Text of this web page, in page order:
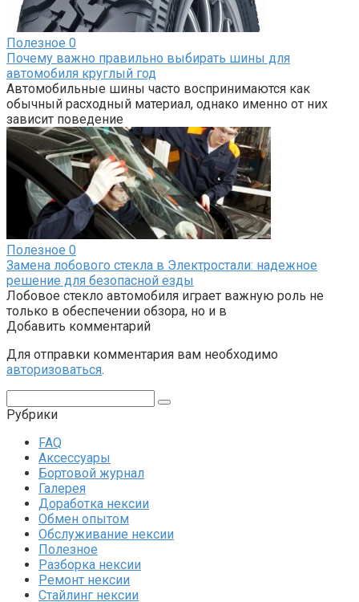
Полезное 0
Почему важно правильно выбирать шины для
автомобиля круглый год
Автомобильные шины часто воспринимаются как
обычный расходный материал, однако именно от них
зависит поведение
Полезное 0
Замена лобового стекла в Электростали: надежное
решение для безопасной езды
Лобовое стекло автомобиля играет важную роль не
только в обеспечении обзора, но и в
Добавить комментарий
Для отправки комментария вам необходимо
авторизоваться.
Рубрики
FAQ
Аксессуары
Бортовой журнал
Галерея
Доработка нексии
Обмен опытом
Обслуживание нексии
Полезное
Разборка нексии
Ремонт нексии
Стайлинг нексии